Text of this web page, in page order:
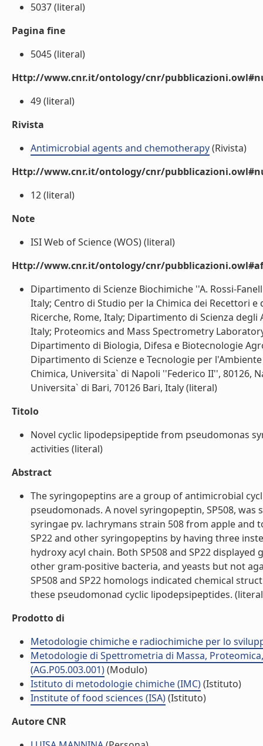
5037 (literal)
Pagina fine
5045 (literal)
Http://www.cnr.it/ontology/cnr/
49 (literal)
Rivista
Antimicrobial agents and chemotherapy(Rivista)
Http://www.cnr.it/ontology/cnr/
12 (literal)
Note
ISI Web of Science (WOS) (literal)
Http://www.cnr.it/ontology/cnr/
Dipartimento di Scienze Biochimiche ''A. Rossi-
Italy; Centro di Studio per la Chimica dei Recettori
Ricerche, Rome, Italy; Dipartimento di Scienza
Italy; Proteomics and Mass Spectrometry
Dipartimento di Biologia, Difesa e Biotecnologie
Dipartimento di Scienze e Tecnologie per
Chimica, Universita` di Napoli ''Federico II'', 80126,
Universita` di Bari, 70126 Bari, Italy (literal)
Titolo
Novel cyclic lipodepsipeptide from pseudomonas
activities (literal)
Abstract
The syringopeptins are a group of antimicrobial
pseudomonads. A novel syringopeptin, SP508,
syringae pv. lachrymans strain 508 from apple and
SP22 and other syringopeptins by having three
hydroxy acyl chain. Both SP508 and SP22
other gram-positive bacteria, and yeasts but not
SP508 and SP22 homologs indicated chemical
these pseudomonad cyclic lipodepsipeptides.
Prodotto di
Metodologie chimiche e radiochimiche per lo
Metodologie di Spettrometria di Massa,
(AG.P05.003.001)(Modulo)
Istituto di metodologie chimiche (IMC)(Istituto)
Institute of food sciences (ISA)(Istituto)
Autore CNR